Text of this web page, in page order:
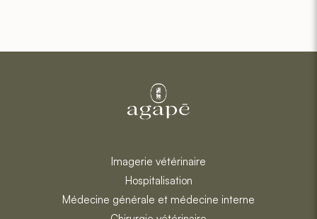
Imagerie vétérinaire
Hospitalisation
Médecine générale et médecine interne